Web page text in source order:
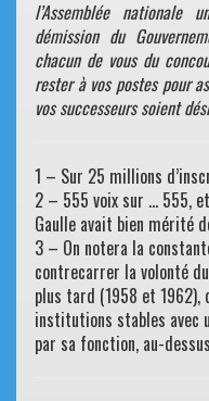
l’Assemblée
démission du
chacun de vous du
rester à vos postes pour
vos successeurs soient
1 – Sur 25 millions
2 – 555 voix sur … 555,
Gaulle avait bien mérité
3 – On notera la
contrecarrer la volonté
plus tard (1958 et 1962),
institutions stables avec
par sa fonction, au-